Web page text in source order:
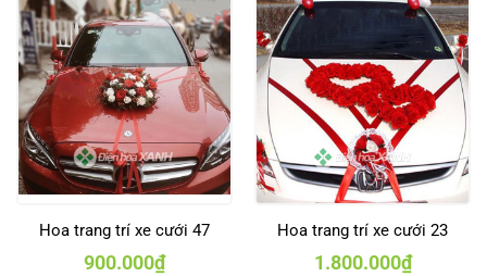
Hoa trang trí xe cưới 47
900.000₫
Hoa trang trí xe cưới 23
1.800.000₫